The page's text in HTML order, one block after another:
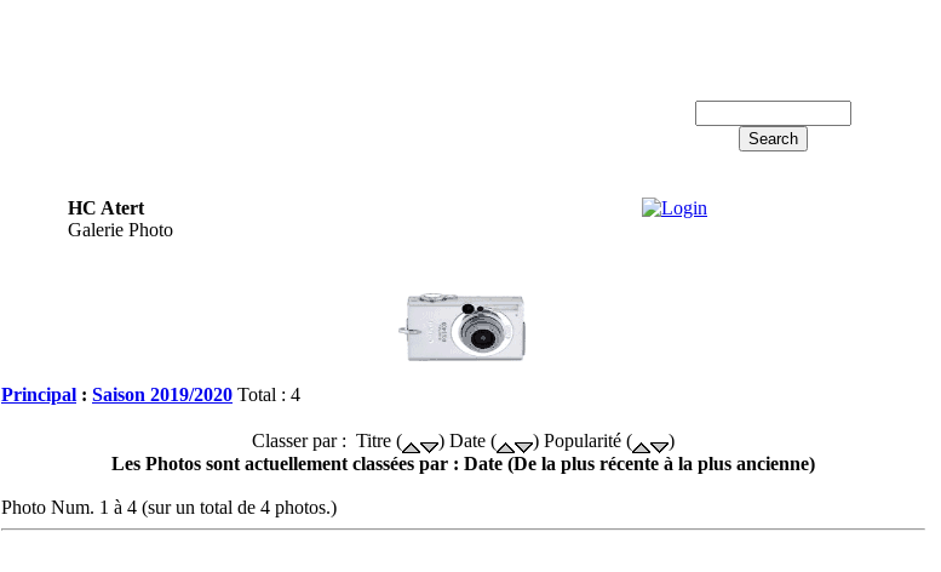
HC Atert
Galerie Photo
Principal : Saison 2019/2020 Total : 4
Classer par : Titre ( ) Date ( ) Popularité (
)
Les Photos sont actuellement classées par : Date (De la plus récente à la plus ancienne)
Photo Num. 1 à 4 (sur un total de 4 photos.)